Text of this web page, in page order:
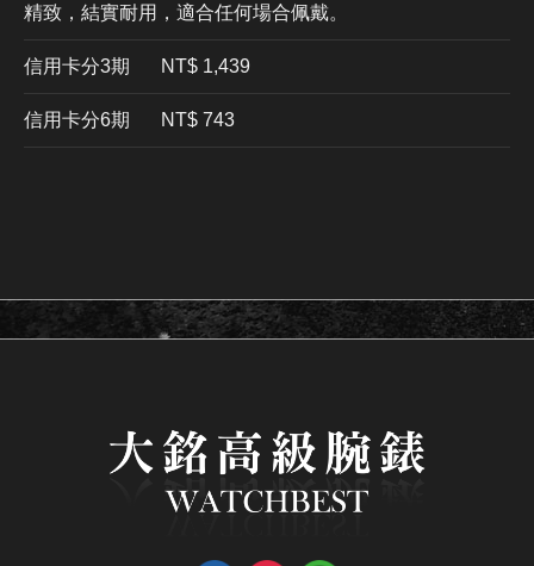
精致，結實耐用，適合任何場合佩戴。
信用卡分3期 ​NT$ 1,439
信用卡分6期 NT$ 743